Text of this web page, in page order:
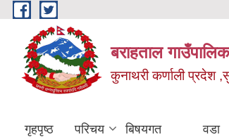
Skip to main content
बराहताल
कुनाथरी कर्णाली प्रदेश
गृहपृष्ठ परिचय बिषयगत वडा